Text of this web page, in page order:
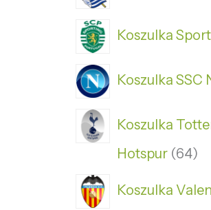
Koszulka
Koszulka SSC
Koszulka
Hotspur 64
Koszulka